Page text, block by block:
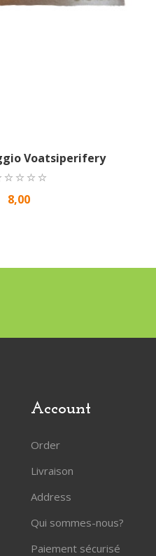
Voatsiperifery
8,00
Account
Order
Livraison
Address
Qui sommes-nous?
Paiement sécurisé